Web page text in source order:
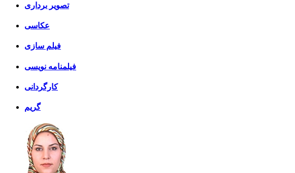
تصویر برداری
عکاسی
فیلم سازی
فیلمنامه نویسی
کارگردانی
گریم